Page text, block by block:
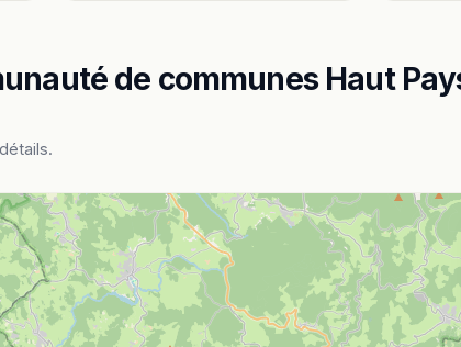
de communes Haut